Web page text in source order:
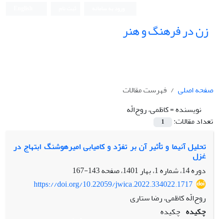
زن در فرهنگ و هنر
صفحه اصلی
فهرست مقالات
نویسنده =کاظمی، روح‌الّه
تعداد مقالات:
1
تحلیل آنیما و تأثیر آن بر تفرّد و کامیابی امیرهوشنگ ابتهاج در
غزل
دوره 14، شماره 1، بهار 1401، صفحه
143-167
https://doi.org/10.22059/jwica.2022.334022.1717
روح‌الّه کاظمی، رضا ستاری
چکیده چکیده